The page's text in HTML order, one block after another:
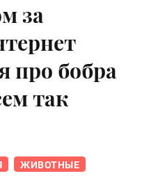
за
про бобра
так
ЖИВОТНЫЕ